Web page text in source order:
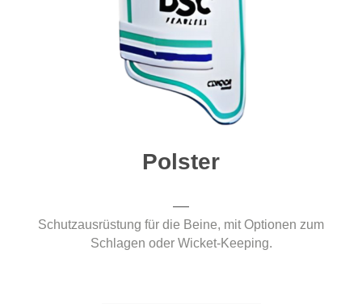
Polster
Schutzausrüstung für die Beine, mit Optionen zum
Schlagen oder Wicket-Keeping.